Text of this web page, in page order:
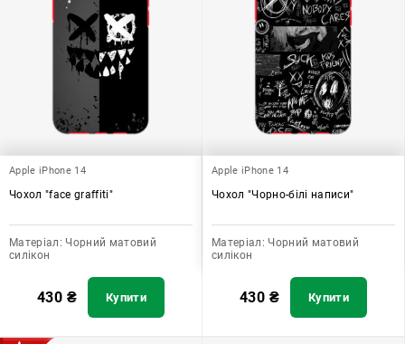
Apple iPhone 14
Чохол "face graffiti"
Матеріал: Чорний матовий
силікон
430 ₴ Купити
Apple iPhone 14
Чохол "Чорно-білі написи"
Матеріал: Чорний матовий
силікон
430 ₴ Купити